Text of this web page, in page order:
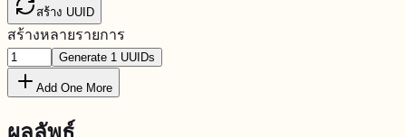
สร้าง UUID
สร้างหลายรายการ
Generate 1 UUIDs
Add One More
ผลลัพธ์